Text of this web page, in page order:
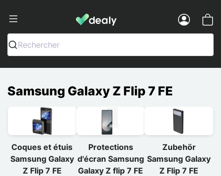
Dealy - Hüllen und Zubehör für
Rechercher
Samsung Galaxy Z Flip 7 FE
Coques et étuis
Samsung Galaxy
Z Flip 7 FE
Protections
d'écran Samsung
Galaxy Z flip 7 FE
Zubehör
Samsung Galaxy
Z Flip 7 FE